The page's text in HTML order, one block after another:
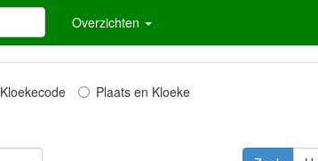
Overzichten
Kloekecode Plaats en Kloeke